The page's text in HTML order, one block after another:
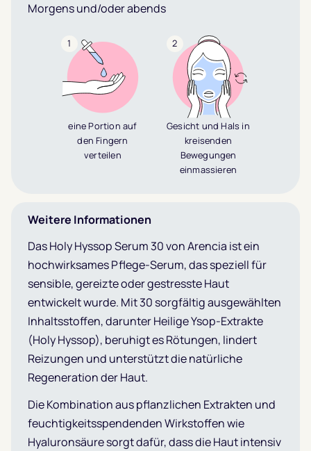
Morgens und/oder abends
1
eine Portion auf
den Fingern
verteilen
2
Gesicht und Hals in
kreisenden
Bewegungen
einmassieren
Weitere Informationen
Das Holy Hyssop Serum 30 von Arencia ist ein
hochwirksames Pflege-Serum, das speziell für
sensible, gereizte oder gestresste Haut
entwickelt wurde. Mit 30 sorgfältig ausgewählten
Inhaltsstoffen, darunter Heilige Ysop-Extrakte
(Holy Hyssop), beruhigt es Rötungen, lindert
Reizungen und unterstützt die natürliche
Regeneration der Haut.
Die Kombination aus pflanzlichen Extrakten und
feuchtigkeitsspendenden Wirkstoffen wie
Hyaluronsäure sorgt dafür, dass die Haut intensiv